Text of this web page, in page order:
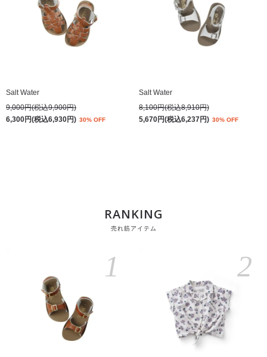
Salt Water
9,000円(税込9,900円)
6,300円(税込6,930円) 30% OFF
Salt Water
8,100円(税込8,910円)
5,670円(税込6,237円) 30% OFF
RANKING
売れ筋アイテム
1 2